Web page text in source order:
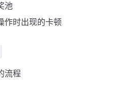
池
作时出现的卡顿
流程